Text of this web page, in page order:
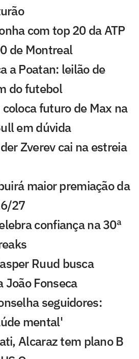
com top 20 da ATP
de Montreal
a Poatan: leilão de
do futebol
futuro de Max na
em dúvida
Zverev cai na estreia
maior premiação da
27
confiança na 30ª
Ruud busca
João Fonseca
seguidores:
mental'
Alcaraz tem plano B